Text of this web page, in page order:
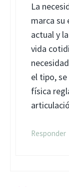
La
marca su
actual y
vida
el tipo,
física
Responder